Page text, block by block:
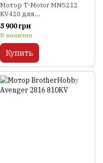
Мотор T-Motor MN5212
KV420 для
мультикоптеров
5 900 грн
В наличии
Купить